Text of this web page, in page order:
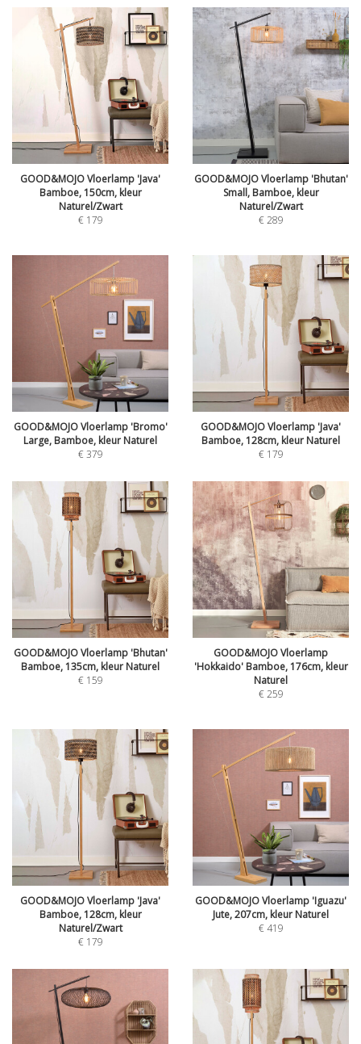
GOOD&MOJO Vloerlamp 'Java'
Bamboe, 150cm, kleur
Naturel/Zwart
€ 179
GOOD&MOJO Vloerlamp 'Bhutan'
Small, Bamboe, kleur
Naturel/Zwart
€289
GOOD&MOJO Vloerlamp 'Bromo'
Large, Bamboe, kleur Naturel
€379
GOOD&MOJO Vloerlamp 'Java'
Bamboe, 128cm, kleur Naturel
€ 179
GOOD&MOJO Vloerlamp 'Bhutan'
Bamboe, 135cm, kleur Naturel
€ 159
GOOD&MOJO Vloerlamp
'Hokkaido' Bamboe, 176cm, kleur
Naturel
€259
GOOD&MOJO Vloerlamp 'Java'
Bamboe, 128cm, kleur
Naturel/Zwart
€ 179
GOOD&MOJO Vloerlamp 'Iguazu'
Jute, 207cm, kleur Naturel
€419